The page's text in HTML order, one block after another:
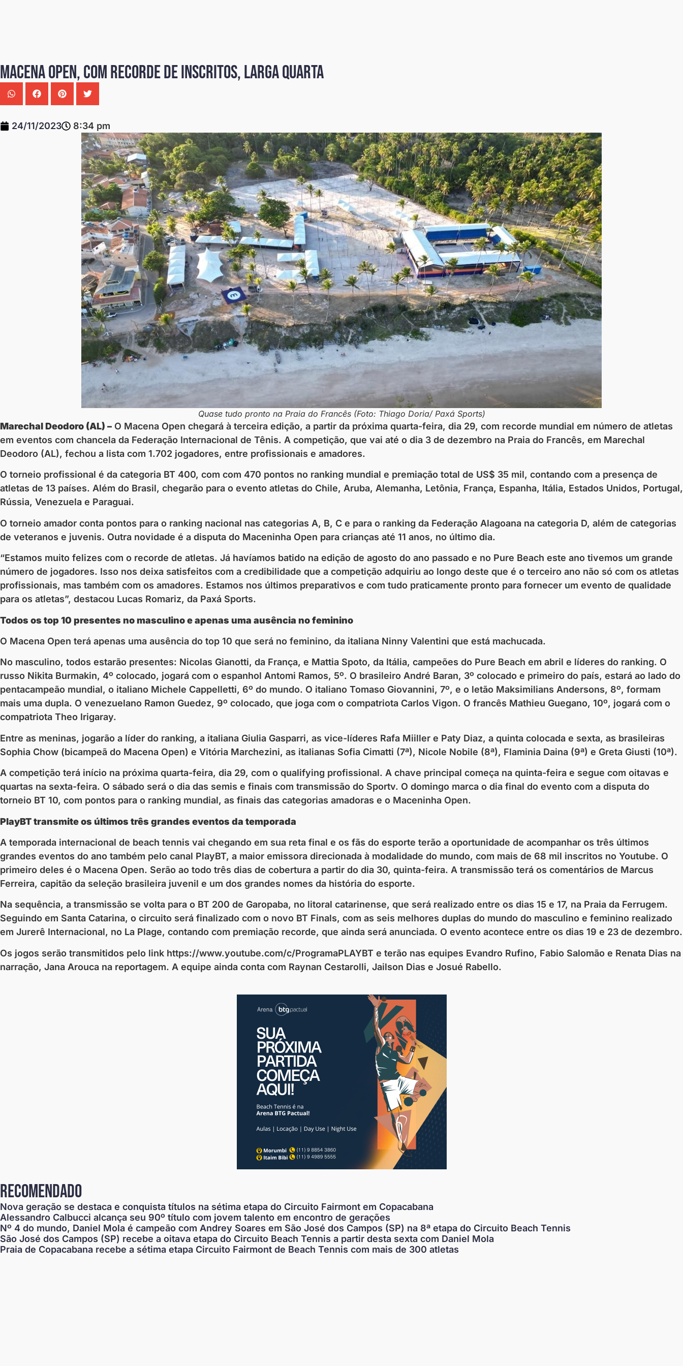
Macena Open, com recorde de inscritos, larga quarta
24/11/2023 8:34 pm
Quase tudo pronto na Praia do Francês (Foto: Thiago Doria/ Paxá Sports)
Marechal Deodoro (AL) – O Macena Open chegará à terceira edição, a partir da próxima quarta-feira, dia 29, com recorde mundial em número de atletas
em eventos com chancela da Federação Internacional de Tênis. A competição, que vai até o dia 3 de dezembro na Praia do Francês, em Marechal
Deodoro (AL), fechou a lista com 1.702 jogadores, entre profissionais e amadores.
O torneio profissional é da categoria BT 400, com com 470 pontos no ranking mundial e premiação total de US$ 35 mil, contando com a presença de
atletas de 13 países. Além do Brasil, chegarão para o evento atletas do Chile, Aruba, Alemanha, Letônia, França, Espanha, Itália, Estados Unidos, Portugal,
Rússia, Venezuela e Paraguai.
O torneio amador conta pontos para o ranking nacional nas categorias A, B, C e para o ranking da Federação Alagoana na categoria D, além de categorias
de veteranos e juvenis. Outra novidade é a disputa do Maceninha Open para crianças até 11 anos, no último dia.
“Estamos muito felizes com o recorde de atletas. Já havíamos batido na edição de agosto do ano passado e no Pure Beach este ano tivemos um grande
número de jogadores. Isso nos deixa satisfeitos com a credibilidade que a competição adquiriu ao longo deste que é o terceiro ano não só com os atletas
profissionais, mas também com os amadores. Estamos nos últimos preparativos e com tudo praticamente pronto para fornecer um evento de qualidade
para os atletas”, destacou Lucas Romariz, da Paxá Sports.
Todos os top 10 presentes no masculino e apenas uma ausência no feminino
O Macena Open terá apenas uma ausência do top 10 que será no feminino, da italiana Ninny Valentini que está machucada.
No masculino, todos estarão presentes: Nicolas Gianotti, da França, e Mattia Spoto, da Itália, campeões do Pure Beach em abril e líderes do ranking. O
russo Nikita Burmakin, 4º colocado, jogará com o espanhol Antomi Ramos, 5º. O brasileiro André Baran, 3º colocado e primeiro do país, estará ao lado do
pentacampeão mundial, o italiano Michele Cappelletti, 6º do mundo. O italiano Tomaso Giovannini, 7º, e o letão Maksimilians Andersons, 8º, formam
mais uma dupla. O venezuelano Ramon Guedez, 9º colocado, que joga com o compatriota Carlos Vigon. O francês Mathieu Guegano, 10º, jogará com o
compatriota Theo Irigaray.
Entre as meninas, jogarão a líder do ranking, a italiana Giulia Gasparri, as vice-líderes Rafa Miiller e Paty Diaz, a quinta colocada e sexta, as brasileiras
Sophia Chow (bicampeã do Macena Open) e Vitória Marchezini, as italianas Sofia Cimatti (7ª), Nicole Nobile (8ª), Flaminia Daina (9ª) e Greta Giusti (10ª).
A competição terá início na próxima quarta-feira, dia 29, com o qualifying profissional. A chave principal começa na quinta-feira e segue com oitavas e
quartas na sexta-feira. O sábado será o dia das semis e finais com transmissão do Sportv. O domingo marca o dia final do evento com a disputa do
torneio BT 10, com pontos para o ranking mundial, as finais das categorias amadoras e o Maceninha Open.
PlayBT transmite os últimos três grandes eventos da temporada
A temporada internacional de beach tennis vai chegando em sua reta final e os fãs do esporte terão a oportunidade de acompanhar os três últimos
grandes eventos do ano também pelo canal PlayBT, a maior emissora direcionada à modalidade do mundo, com mais de 68 mil inscritos no Youtube. O
primeiro deles é o Macena Open. Serão ao todo três dias de cobertura a partir do dia 30, quinta-feira. A transmissão terá os comentários de Marcus
Ferreira, capitão da seleção brasileira juvenil e um dos grandes nomes da história do esporte.
Na sequência, a transmissão se volta para o BT 200 de Garopaba, no litoral catarinense, que será realizado entre os dias 15 e 17, na Praia da Ferrugem.
Seguindo em Santa Catarina, o circuito será finalizado com o novo BT Finals, com as seis melhores duplas do mundo do masculino e feminino realizado
em Jurerê Internacional, no La Plage, contando com premiação recorde, que ainda será anunciada. O evento acontece entre os dias 19 e 23 de dezembro.
Os jogos serão transmitidos pelo link https://www.youtube.com/c/ProgramaPLAYBT e terão nas equipes Evandro Rufino, Fabio Salomão e Renata Dias na
narração, Jana Arouca na reportagem. A equipe ainda conta com Raynan Cestarolli, Jailson Dias e Josué Rabello.
recomendado
Nova geração se destaca e conquista títulos na sétima etapa do Circuito Fairmont em Copacabana
Alessandro Calbucci alcança seu 90º título com jovem talento em encontro de gerações
Nº 4 do mundo, Daniel Mola é campeão com Andrey Soares em São José dos Campos (SP) na 8ª etapa do Circuito Beach Tennis
São José dos Campos (SP) recebe a oitava etapa do Circuito Beach Tennis a partir desta sexta com Daniel Mola
Praia de Copacabana recebe a sétima etapa Circuito Fairmont de Beach Tennis com mais de 300 atletas